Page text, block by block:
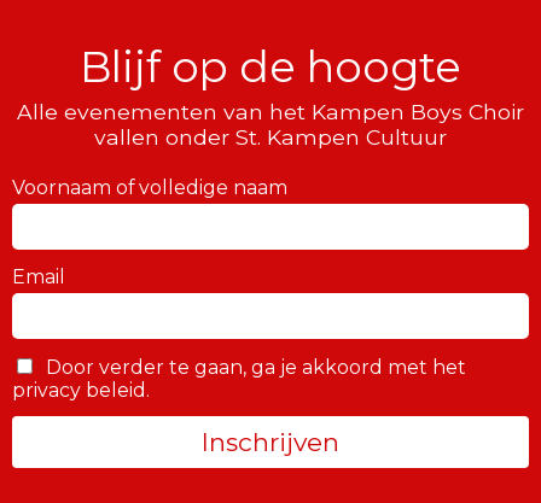
Blijf op de hoogte
Alle evenementen van het Kampen Boys Choir
vallen onder St. Kampen Cultuur
Voornaam of volledige naam
Email
Door verder te gaan, ga je akkoord met het
privacy beleid.